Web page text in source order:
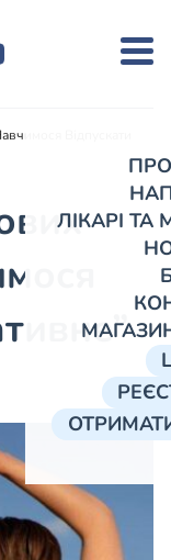
ЛІКАРІ
Відпускати